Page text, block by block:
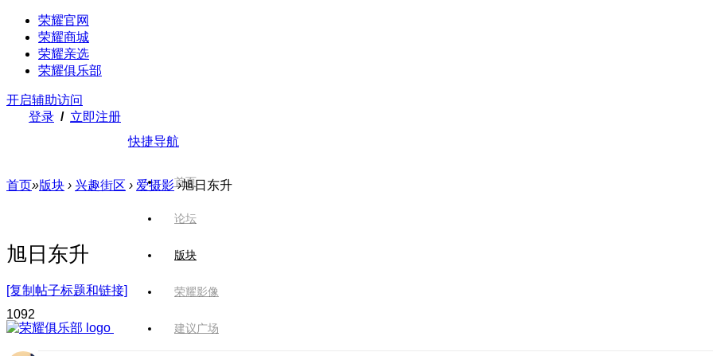
荣耀官网
荣耀商城
荣耀亲选
荣耀俱乐部
开启辅助访问
登录 / 立即注册
快捷导航
首页
论坛
版块
荣耀影像
建议广场
首页»版块 › 兴趣街区 › 爱摄影 ›旭日东升
旭日东升
[复制帖子标题和链接]
1092